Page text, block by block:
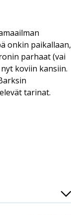
onkin paikallaan,
parhaat (vai
koviin kansiin.
tarinat.